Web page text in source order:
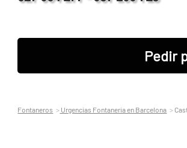
Pedir
Fontaneros Urgencias Fontaneria en Barcelona